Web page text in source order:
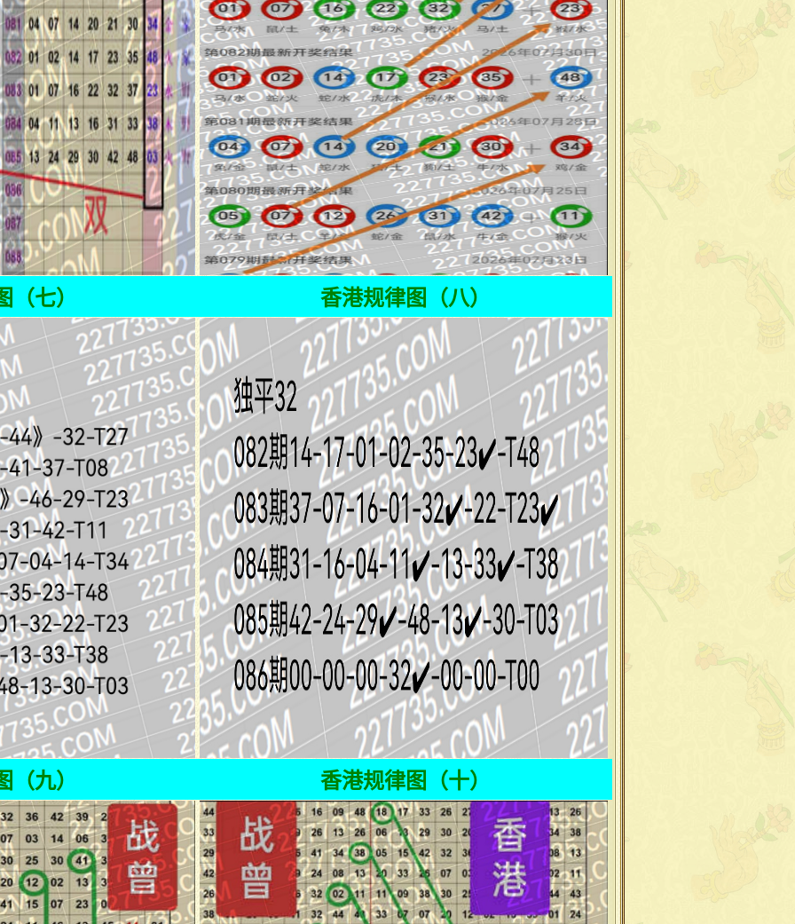
（七） 香港规律图（八）
（九） 香港规律图（十）